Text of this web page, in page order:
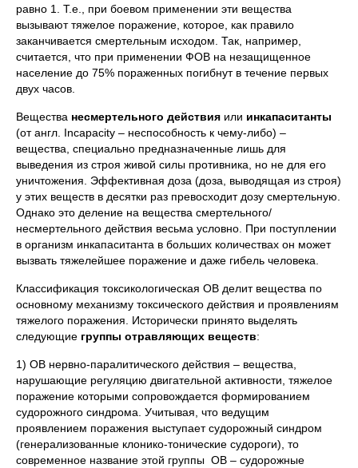
равно 1. Т.е., при боевом применении эти вещества
вызывают тяжелое поражение, которое, как правило
заканчивается смертельным исходом. Так, например,
считается, что при применении ФОВ на незащищенное
население до 75% пораженных погибнут в течение первых
двух часов.
Вещества несмертельного действия или инкапаситанты
(от англ. Incapacity – неспособность к чему-либо) –
вещества, специально предназначенные лишь для
выведения из строя живой силы противника, но не для его
уничтожения. Эффективная доза (доза, выводящая из строя)
у этих веществ в десятки раз превосходит дозу смертельную.
Однако это деление на вещества смертельного/
несмертельного действия весьма условно. При поступлении
в организм инкапаситанта в больших количествах он может
вызвать тяжелейшее поражение и даже гибель человека.
Классификация токсикологическая ОВ делит вещества по
основному механизму токсического действия и проявлениям
тяжелого поражения. Исторически принято выделять
следующие группы отравляющих веществ:
1) ОВ нервно-паралитического действия – вещества,
нарушающие регуляцию двигательной активности, тяжелое
поражение которыми сопровождается формированием
судорожного синдрома. Учитывая, что ведущим
проявлением поражения выступает судорожный синдром
(генерализованные клонико-тонические судороги), то
современное название этой группы ОВ – судорожные